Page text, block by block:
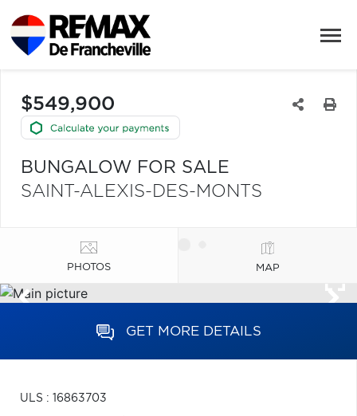
$549,900
BUNGALOW FOR SALE
SAINT-ALEXIS-DES-MONTS
PHOTOS MAP
GET MORE DETAILS
ULS : 16863703